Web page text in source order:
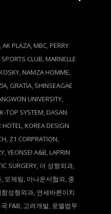
PLAZA, MBC, PERRY
CLUB, MARNELLE
NAMZA HOMME,
GRATIA, SHINSEAGAE
UNIVERSITY,
TOP SYSTEM, DASAN
KOREA DESIGN
Z1 CORPRATION,
YEONSEI A&B, LAPRIN
SURGERY, 더 성형외과,
모제림, 아나운서협외, 중
성형외과, 연세바른이치
F&B, 고려개발, 로엘법무